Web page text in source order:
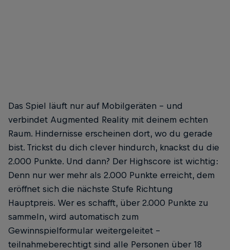
Das Spiel läuft nur auf Mobilgeräten – und
verbindet Augmented Reality mit deinem echten
Raum. Hindernisse erscheinen dort, wo du gerade
bist. Trickst du dich clever hindurch, knackst du die
2.000 Punkte. Und dann? Der Highscore ist wichtig:
Denn nur wer mehr als 2.000 Punkte erreicht, dem
eröffnet sich die nächste Stufe Richtung
Hauptpreis. Wer es schafft, über 2.000 Punkte zu
sammeln, wird automatisch zum
Gewinnspielformular weitergeleitet –
teilnahmeberechtigt sind alle Personen über 18